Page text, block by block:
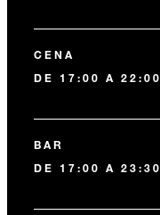
CENA
DE 17:00 A 22:00
BAR
DE 17:00 A 23:30